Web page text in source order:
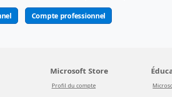
Compte professionnel
Microsoft Store
Profil du compte